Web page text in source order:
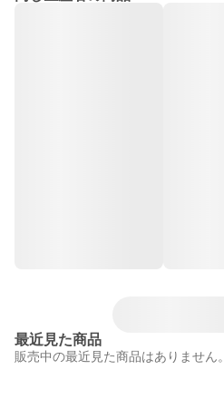
最近見た商品
販売中の最近見た商品はありません。